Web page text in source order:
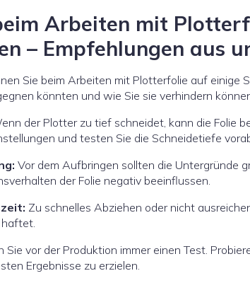
Arbeiten mit
– Empfehlungen aus
Sie beim Arbeiten mit Plotterfolie auf einige
könnten und wie Sie sie verhindern
der Plotter zu tief schneidet, kann die Folie
und testen Sie die Schneidetiefe
Vor dem Aufbringen sollten die Untergründe
der Folie negativ beeinflussen.
Zu schnelles Abziehen oder nicht
haftet.
Sie vor der Produktion immer einen Test.
Ergebnisse zu erzielen.